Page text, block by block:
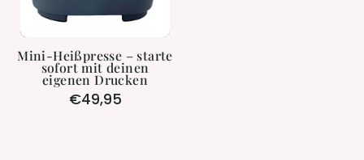
Mini-Heißpresse – starte
sofort mit deinen
eigenen Drucken
€49,95